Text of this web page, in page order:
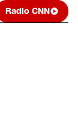
Radio CNN